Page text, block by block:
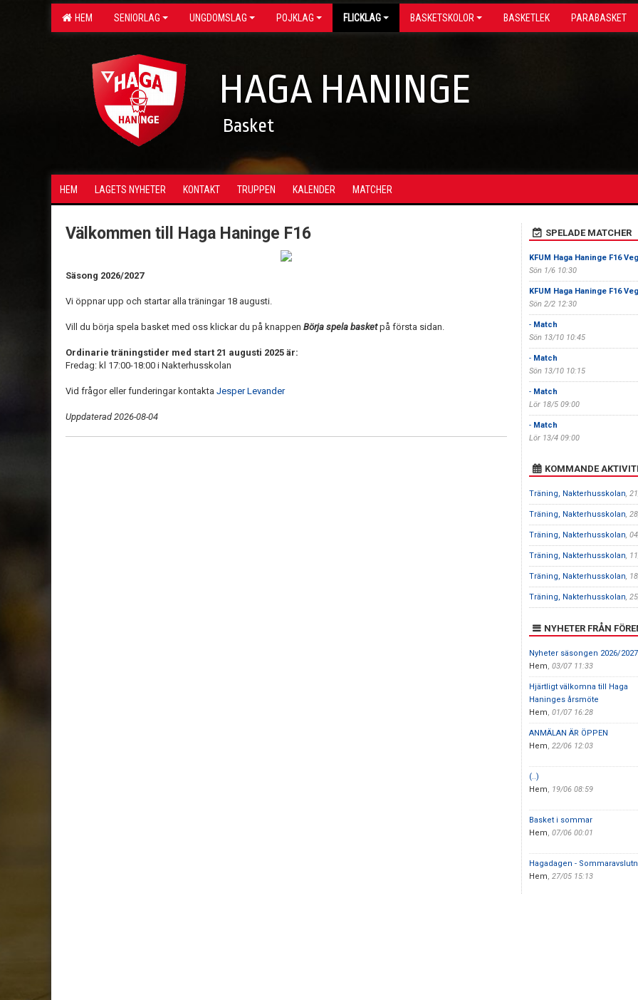
HEM SENIORLAG UNGDOMSLAG POJKLAG FLICKLAG BASKETSKOLOR BASKETLEK PARABASKET
HAGA HANINGE
Basket
HEM LAGETS NYHETER KONTAKT TRUPPEN KALENDER MATCHER
Välkommen till Haga Haninge F16
Säsong 2026/2027
Vi öppnar upp och startar alla träningar 18 augusti.
Vill du börja spela basket med oss klickar du på knappen Börja spela basketpå första sidan.
Ordinarie träningstider med start 21 augusti 2025 är:
Fredag: kl 17:00-18:00 i Nakterhusskolan
Vid frågor eller funderingar kontakta Jesper Levander
Uppdaterad 2026-08-04
SPELADE MATCHER
KFUM Haga Haninge F16
Sön 1/6 10:30
KFUM Haga Haninge F16
Sön 2/2 12:30
- Match
Sön 13/10 10:45
- Match
Sön 13/10 10:15
- Match
Lör 18/5 09:00
- Match
Lör 13/4 09:00
KOMMANDE
Träning, Nakterhusskolan,
Träning, Nakterhusskolan,
Träning, Nakterhusskolan,
Träning, Nakterhusskolan,
Träning, Nakterhusskolan,
Träning, Nakterhusskolan,
NYHETER FRÅN
Nyheter säsongen 2026/2027
Hem, 03/07 11:33
Hjärtligt välkomna till Haga
Haninges årsmöte
Hem, 01/07 16:28
ANMÄLAN ÄR ÖPPEN
Hem, 22/06 12:03
(..)
Hem, 19/06 08:59
Basket i sommar
Hem, 07/06 00:01
Hagadagen -
Hem, 27/05 15:13